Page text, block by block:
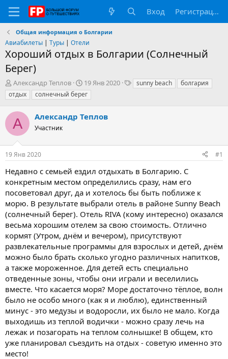
Вход Регистрация
Общая информация о Болгарии
Авиабилеты | Туры | Отели
Хороший отдых в Болгарии (Солнечный
Берег)
А
в
т
о
р
т
е
м
ы
Александр Теплов
Д
а
т
н
а
19 Янв 2020
Тsunny beach
болгария
отдых
солнечный берег
А Александр Теплов
Участник
19 Янв 2020 #1
Недавно с семьей ездил отдыхать в Болгарию. С
конкретным местом определились сразу, нам его
посоветовал друг, да и хотелось бы быть поближе к
морю. В результате выбрали отель в районе Sunny Beach
(солнечный берег). Отель RIVA (кому интересно) оказался
весьма хорошим отелем за свою стоимость. Отлично
кормят (Утром, днём и вечером), присутствуют
развлекательные программы для взрослых и детей, днём
можно было брать сколько угодно различных напитков,
а также мороженное. Для детей есть специально
отведенные зоны, чтобы они играли и веселились
вместе. Что касается моря? Море достаточно тёплое, волн
было не особо много (как я и люблю), единственный
минус - это медузы и водоросли, их было не мало. Когда
выходишь из теплой водички - можно сразу лечь на
лежак и позагорать на теплом солнышке! В общем, кто
уже планировал съездить на отдых - советую именно это
место!